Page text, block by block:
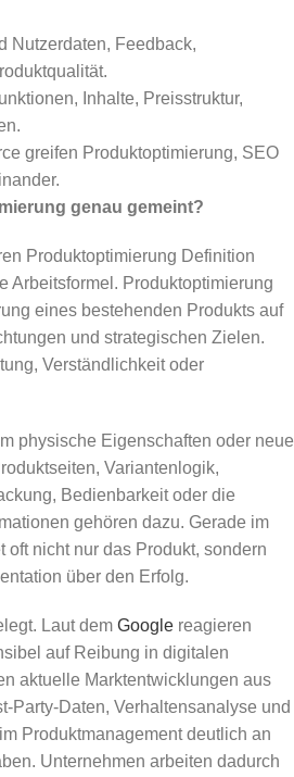
Nutzerdaten, Feedback,
Inhalte, Preisstruktur,
greifen Produktoptimierung, SEO
genau gemeint?
Produktoptimierung Definition
Arbeitsformel. Produktoptimierung
eines bestehenden Produkts auf
und strategischen Zielen.
Verständlichkeit oder
physische Eigenschaften oder neue
Variantenlogik,
Bedienbarkeit oder die
gehören dazu. Gerade im
nicht nur das Produkt, sondern
über den Erfolg.
Laut dem Google reagieren
auf Reibung in digitalen
aktuelle Marktentwicklungen aus
Party-Daten, Verhaltensanalyse und
Produktmanagement deutlich an
Unternehmen arbeiten dadurch